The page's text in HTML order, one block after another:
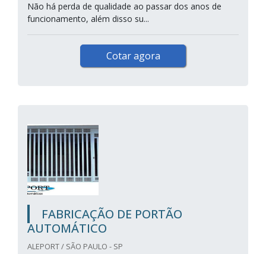
Não há perda de qualidade ao passar dos anos de
funcionamento, além disso su...
Cotar agora
FABRICAÇÃO DE PORTÃO
AUTOMÁTICO
ALEPORT / SÃO PAULO - SP